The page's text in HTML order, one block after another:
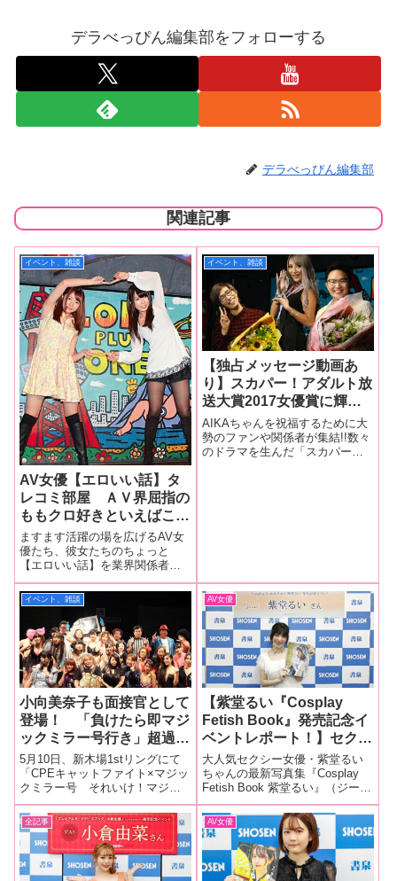
デラべっぴん編集部をフォローする
デラべっぴん編集部
関連記事
イベント、雑談
AV女優【エロいい話】タ
レコミ部屋 ＡＶ界屈指の
ももクロ好きといえばこの
人！
ますます活躍の場を広げるAV女
優たち、彼女たちのちょっと
【エロいい話】を業界関係者の
タレコミを元にこそっと教えち
ゃいます。意外とアグレッシブ
なきっしーを見てみたい！２月
にバースデー＆デビュー７周年
記念オフ会が開催されたのです
が、歌を披露する
イベント、雑談
【独占メッセージ動画あ
り】スカパー！アダルト放
送大賞2017女優賞に輝い
たAIKAちゃん祝賀会をレ
ポート！ 誰からも愛され
る癒し系黒ギャルが見せた
AIKAちゃんを祝福するために大
勢のファンや関係者が集結!!数々
のドラマを生んだ「スカパー！
イベント、雑談
小向美奈子も面接官として
登場！ 「負けたら即マジ
ックミラー号行き」超過酷
な女同士の戦いの全てを激
撮してきた！
5月10日、新木場1stリングにて
「CPEキャットファイト×マジッ
クミラー号 それいけ！マジッ
クミラー号！！〜全員水着ぶっ
かけ祭り〜」が開催されまし
た。タイトル通り、出場者が全
員水着姿、かつお客さんから水
鉄砲で水をぶっかけられる中で
戦う過酷
AV女優
【紫堂るい『Cosplay
Fetish Book』発売記念イ
ベントレポート！】セクシ
ーなコスプレ衣装で魅せ
る、収まりきらない完璧ボ
ディ！ 元子役アイドルが
妖艶なフェロモンを大放
出！
大人気セクシー女優・紫堂るい
ちゃんの最新写真集『Cosplay
Fetish Book 紫堂るい』（ジーオ
ーティー刊）の発売を記念した
「Cosplay Fetish Book 紫堂るい
発売記念イベント」が、6月20
日、東京・神保町にある書泉
全記事 AV女優